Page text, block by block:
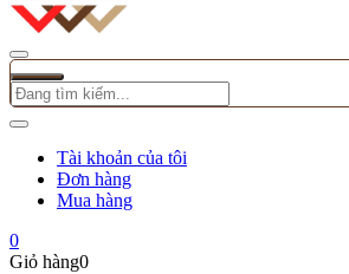
Tài khoản của tôi
Đơn hàng
Mua hàng
0
Giỏ hàng0